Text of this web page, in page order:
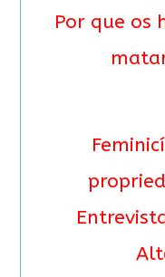
Por que os